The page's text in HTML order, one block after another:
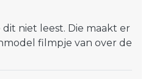
niet leest. Die maakt er
filmpje van over de